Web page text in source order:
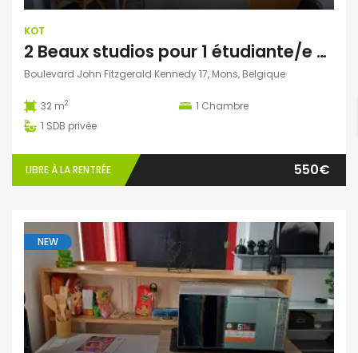
KOT
2 Beaux studios pour 1 étudiante/e non domicilié/e à Mons
Boulevard John Fitzgerald Kennedy 17, Mons, Belgique
32 m2 1 Chambre
1 SDB privée
LIBRE À LA RENTRÉE 550€
NEW